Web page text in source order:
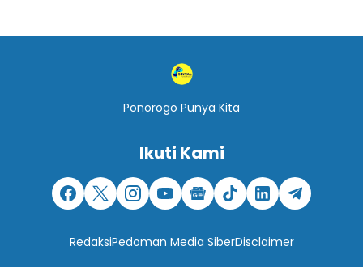
Ponorogo Punya Kita
Ikuti Kami
RedaksiPedoman Media SiberDisclaimer